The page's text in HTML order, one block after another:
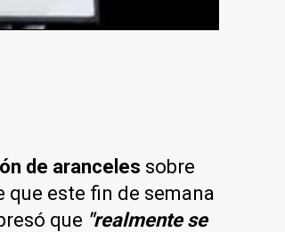
de aranceles sobre
este fin de semana
que "realmente se